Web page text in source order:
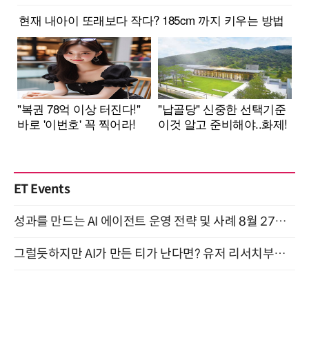
ET Events
성과를 만드는 AI 에이전트 운영 전략 및 사례 8월 27일 개최
그럴듯하지만 AI가 만든 티가 난다면? 유저 리서치부터 배포까지! (9/15)